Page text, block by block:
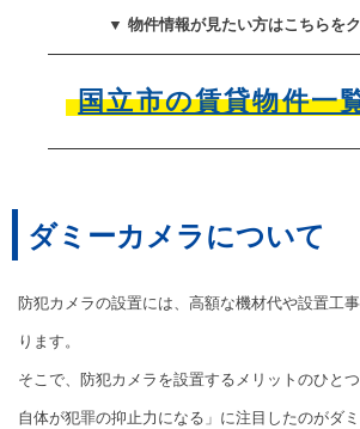
▼ 物件情報が見たい方はこちらを
国立市の賃貸物件一
ダミーカメラについて
防犯カメラの設置には、高額な機材代や設置工
ります。
そこで、防犯カメラを設置するメリットのひと
自体が犯罪の抑止力になる」に注目したのがダミ